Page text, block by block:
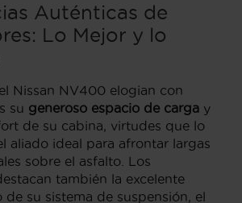
Auténticas de
Lo Mejor y lo
Nissan NV400 elogian con
su generoso espacio de carga y
de su cabina, virtudes que lo
aliado ideal para afrontar largas
sobre el asfalto. Los
también la excelente
su sistema de suspensión, el